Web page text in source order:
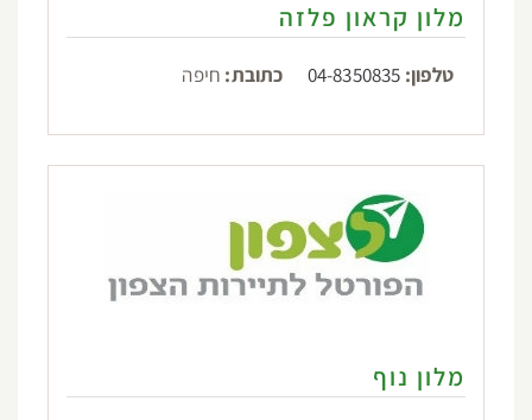
מלון קראון פלזה
טלפון: 04-8350835 כתובת: חיפה
מלון נוף